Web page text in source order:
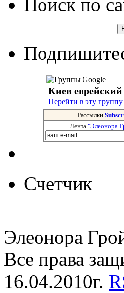
Поиск по
Киев еврейский
Перейти в эту группу
Рассылки
Лента "Элеонора
Счетчик
Элеонора
Все права
16.04.2010г.